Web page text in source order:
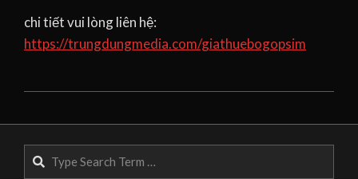
chi tiết vui lòng liên hệ:
https://trungdungmedia.com/giathuebogopsim
06-